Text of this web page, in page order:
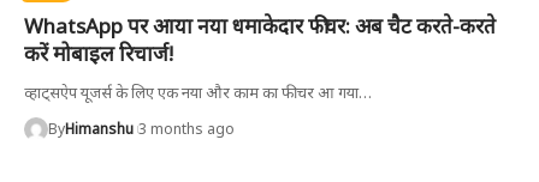
WhatsApp पर आया नया धमाकेदार फीचर: अब चैट करते-करते
करें मोबाइल रिचार्ज!
व्हाट्सऐप यूजर्स के लिए एक नया और काम का फीचर आ गया…
ByHimanshu 3 months ago